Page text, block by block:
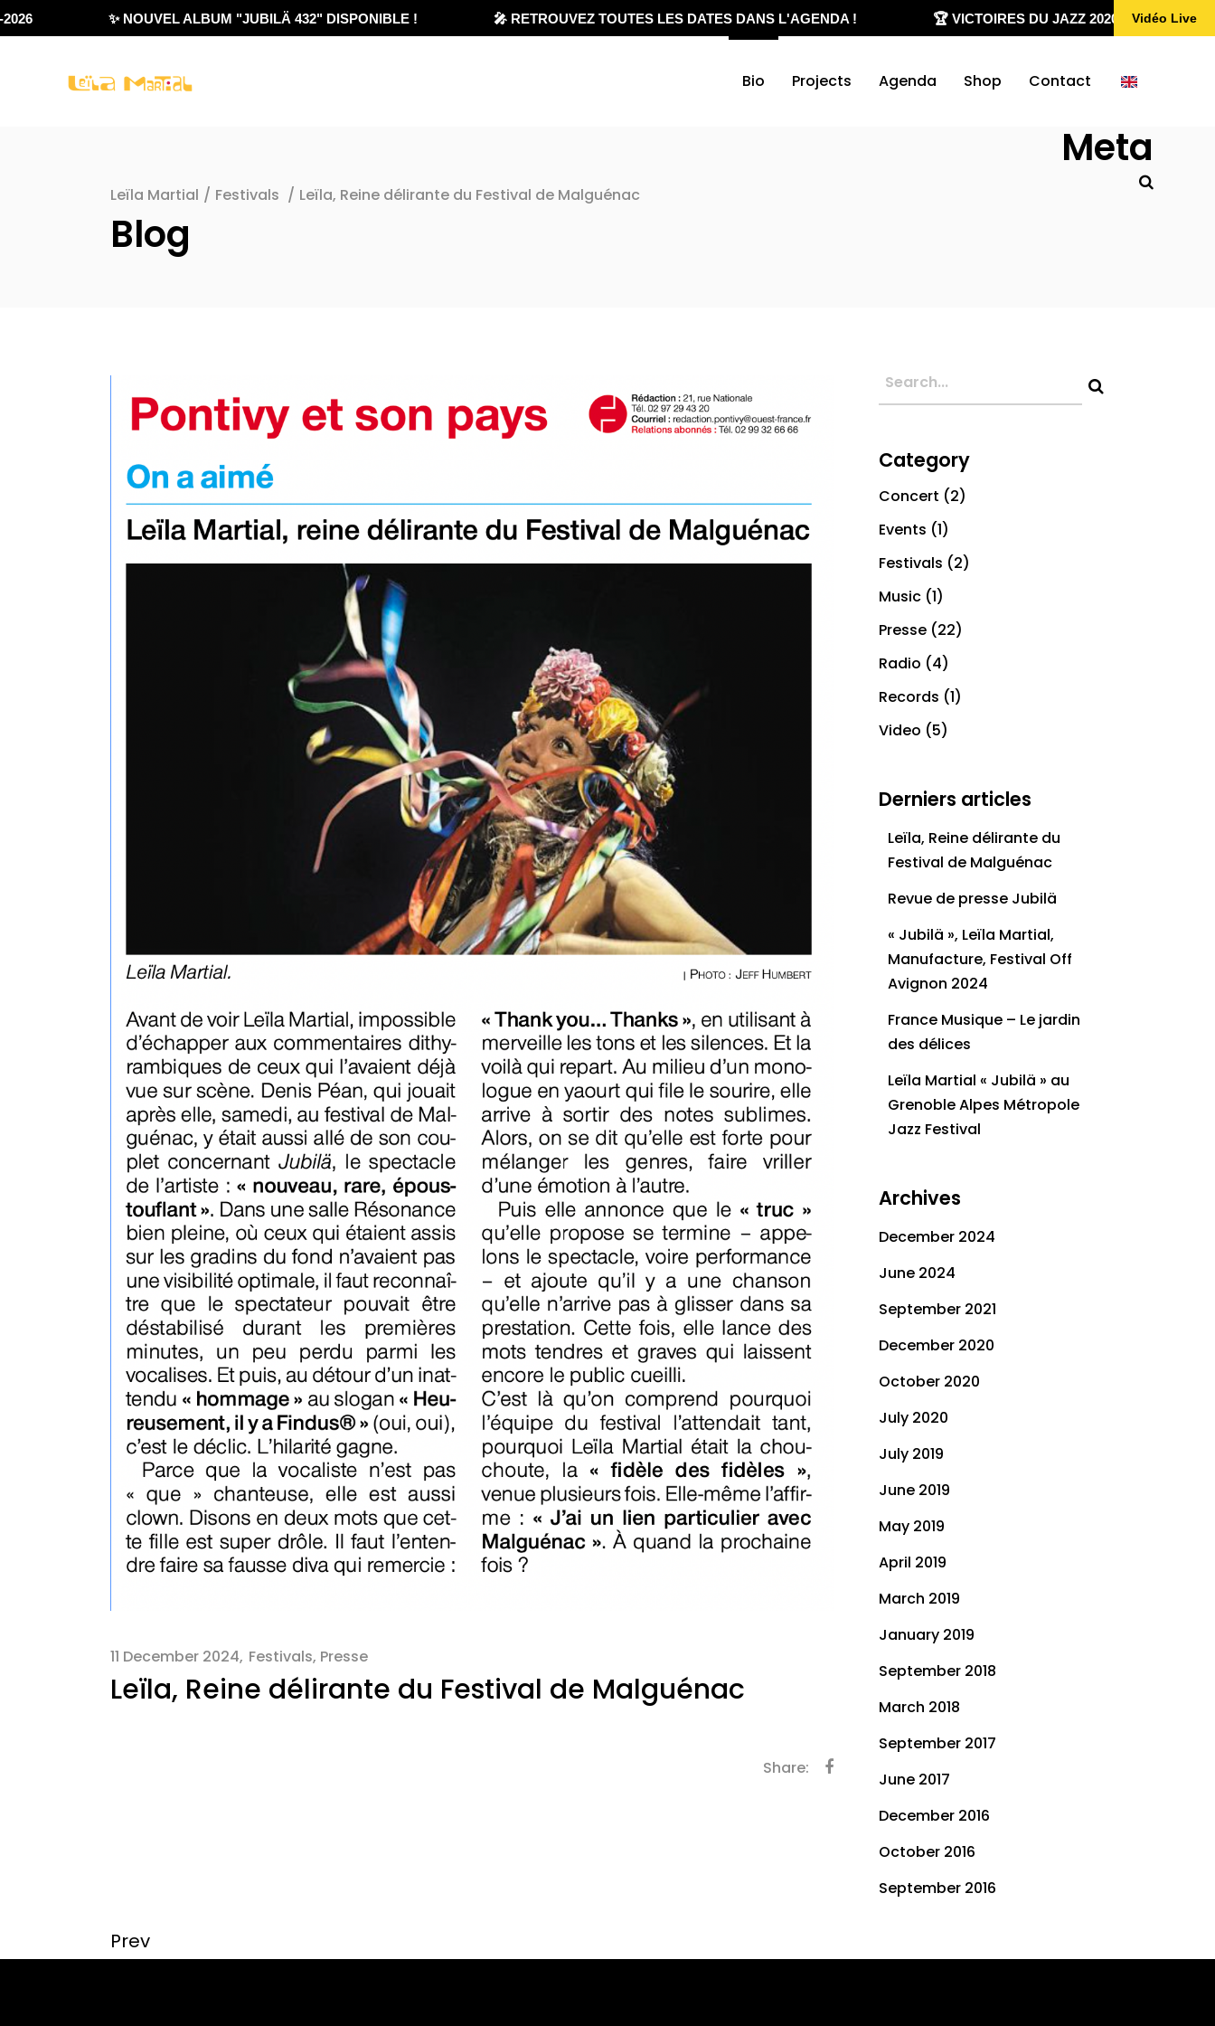
✨ NOUVEL ALBUM "JUBILÄ 432" DISPONIBLE ! 🎤 RETROUVEZ TOUTES LES DATES DANS L'AGENDA ! 🏆 VICTOIRES DU JAZZ 2020-2026 Vidéo Live
Bio Projects Agenda Shop Contact
Meta
Leïla Martial / Festivals / Leïla, Reine délirante du Festival de Malguénac
Blog
11 December 2024 Festivals, Presse
Leïla, Reine délirante du Festival de Malguénac
Share:
Category
Concert (2)
Events (1)
Festivals (2)
Music (1)
Presse (22)
Radio (4)
Records (1)
Video (5)
Derniers articles
Leïla, Reine délirante du
Festival de Malguénac
Revue de presse Jubilä
« Jubilä », Leïla Martial,
Manufacture, Festival Off
Avignon 2024
France Musique – Le jardin
des délices
Leïla Martial « Jubilä » au
Grenoble Alpes Métropole
Jazz Festival
Archives
December 2024
June 2024
September 2021
December 2020
October 2020
July 2020
July 2019
June 2019
May 2019
April 2019
March 2019
January 2019
September 2018
March 2018
September 2017
June 2017
December 2016
October 2016
September 2016
Prev